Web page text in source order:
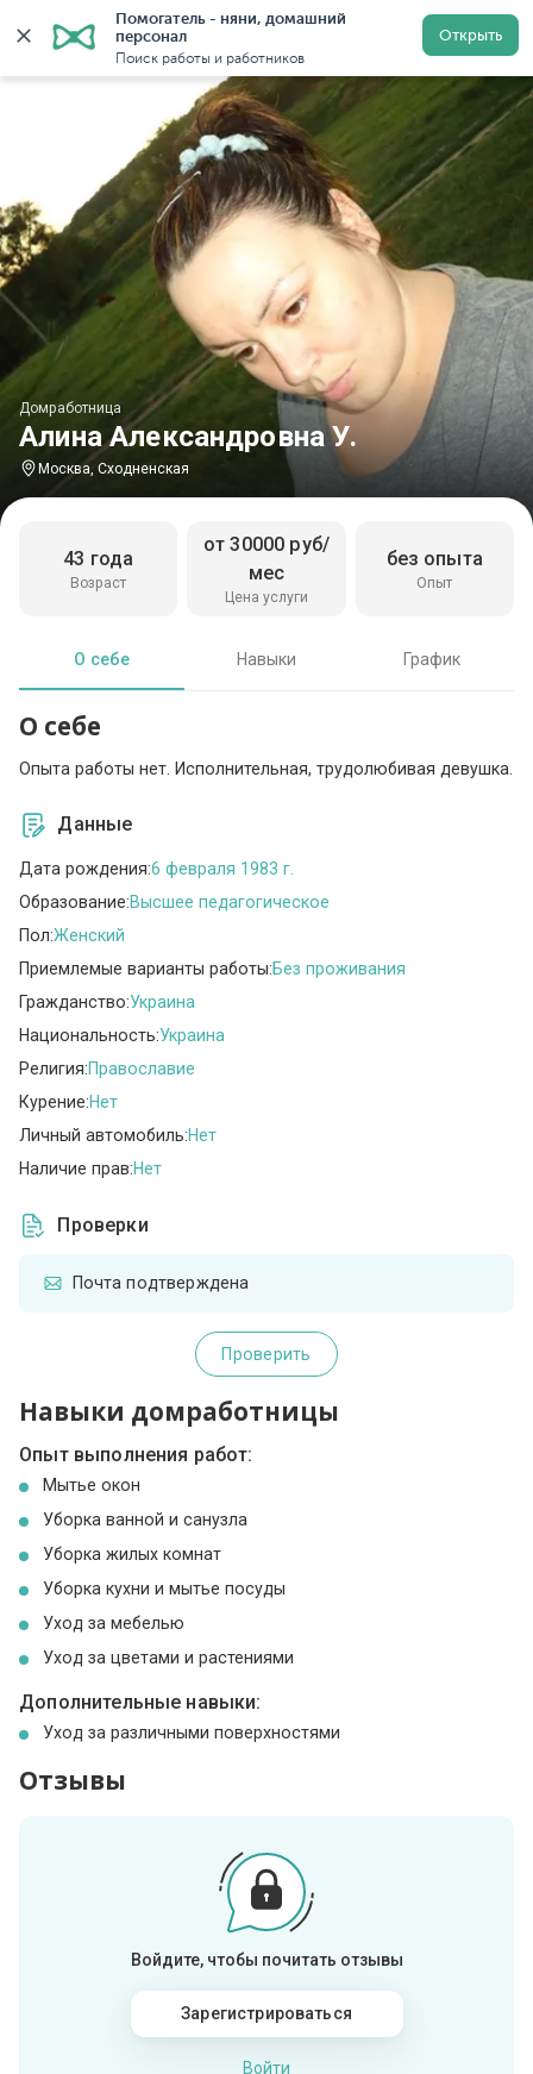
Помогатель - няни, домашний
персонал
Поиск работы и работников
Открыть
Главная Домработницы Домработницы в Москве
Алина Александровна У.
Домработница
Москва, Сходненская
Возраст
43 года
Цена услуги
от 30000 руб/
мес
Опыт
без опыта
О себе Навыки График
О себе
Опыта работы нет. Исполнительная, трудолюбивая девушка.
Данные
Дата рождения:6 февраля 1983 г.
Образование:Высшее педагогическое
Пол:Женский
Приемлемые варианты работы:Без проживания
Гражданство:Украина
Национальность:Украина
Религия:Православие
Курение:Нет
Личный автомобиль:Нет
Наличие прав:Нет
Проверки
Почта подтверждена
Проверить
Навыки домработницы
Опыт выполнения работ:
Мытье окон
Уборка ванной и санузла
Уборка жилых комнат
Уборка кухни и мытье посуды
Уход за мебелью
Уход за цветами и растениями
Дополнительные навыки:
Уход за различными поверхностями
Отзывы
Войдите, чтобы почитать отзывы
Зарегистрироваться
Войти